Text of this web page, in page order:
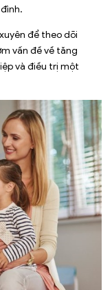
để theo dõi
vấn đề về tăng
và điều trị một